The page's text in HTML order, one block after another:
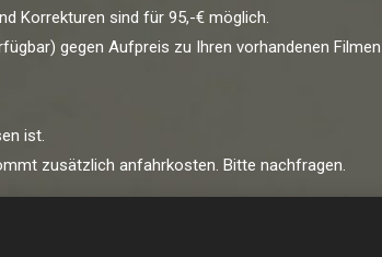
Korrekturen sind für 95,-€ möglich.
gegen Aufpreis zu Ihren vorhandenen
ist.
zusätzlich anfahrkosten. Bitte nachfragen.